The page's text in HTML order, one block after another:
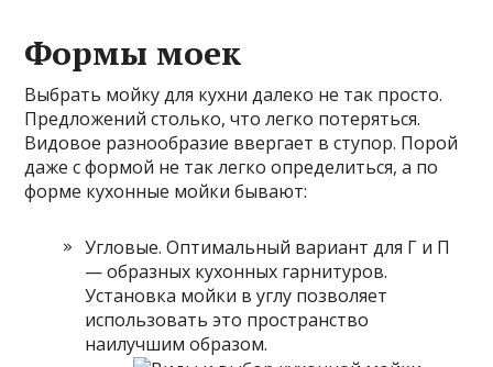
Формы моек
Выбрать мойку для кухни далеко не так просто.
Предложений столько, что легко потеряться.
Видовое разнообразие ввергает в ступор. Порой
даже с формой не так легко определиться, а по
форме кухонные мойки бывают:
Угловые. Оптимальный вариант для Г и П
— образных кухонных гарнитуров.
Установка мойки в углу позволяет
использовать это пространство
наилучшим образом.